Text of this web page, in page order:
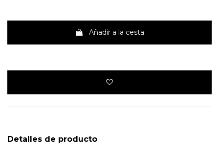
Añadir a la cesta
Detalles de producto